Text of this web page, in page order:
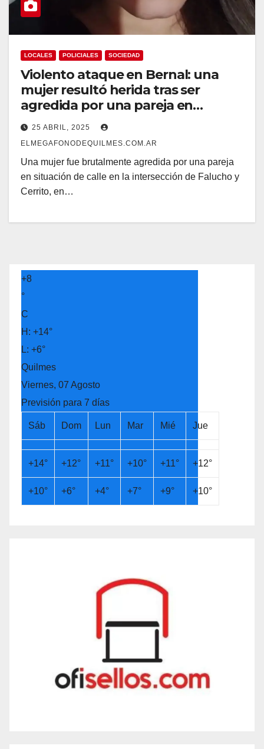
LOCALES POLICIALES SOCIEDAD
Violento ataque en Bernal: una
mujer resultó herida tras ser
agredida por una pareja en
situación de calle
25 ABRIL, 2025
ELMEGAFONODEQUILMES.COM.AR
Una mujer fue brutalmente agredida por una pareja
en situación de calle en la intersección de Falucho y
Cerrito, en…
+8
°
C
H: +14°
L: +6°
Quilmes
Viernes, 07 Agosto
Previsión para 7 días
Sáb Dom Lun Mar Mié Jue
+14° +12° +11° +10° +11° +12°
+10° +6° +4° +7° +9° +10°